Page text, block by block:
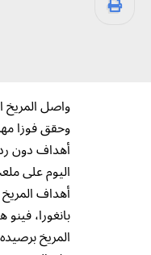
واصل المريخ
وحقق فوزا
أهداف دون
اليوم على
أهداف
بانغورا،
المريخ برصيده الي 15 نقطة